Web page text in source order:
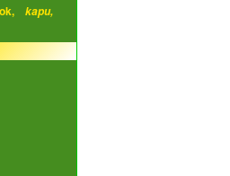
kapu,